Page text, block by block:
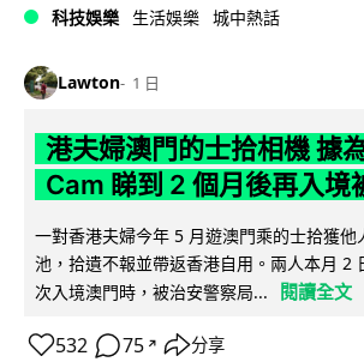
科技娛樂 生活娛樂 城中熱話
Lawton 1 日
港夫婦澳門的士拾相機 據
Cam 睇到 2 個月後再入境
一對香港夫婦今年 5 月遊澳門乘的士拾獲他
池，拾遺不報並帶返香港自用。兩人本月 2
次入境澳門時，被治安警察局...
閱讀全文
532 75 ↗ 分享